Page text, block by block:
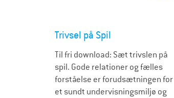
eTrivsel på Spil
Til fri download: Sæt trivslen på
spil. Gode relationer og fælles
forståelse er forudsætningen for
et sundt undervisningsmiljø og